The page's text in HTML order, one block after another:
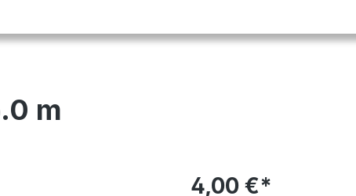
m
4,00 €*